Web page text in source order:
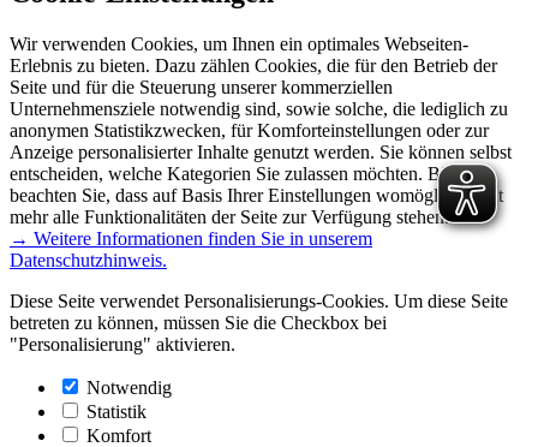
Wir verwenden Cookies, um Ihnen ein optimales Webseiten-
Erlebnis zu bieten. Dazu zählen Cookies, die für den Betrieb der
Seite und für die Steuerung unserer kommerziellen
Unternehmensziele notwendig sind, sowie solche, die lediglich zu
anonymen Statistikzwecken, für Komforteinstellungen oder zur
Anzeige personalisierter Inhalte genutzt werden. Sie können selbst
entscheiden, welche Kategorien Sie zulassen möchten. Bitte
beachten Sie, dass auf Basis Ihrer Einstellungen womöglich nicht
mehr alle Funktionalitäten der Seite zur Verfügung stehen.
→ Weitere Informationen finden Sie in unserem
Datenschutzhinweis.
Diese Seite verwendet Personalisierungs-Cookies. Um diese Seite
betreten zu können, müssen Sie die Checkbox bei
"Personalisierung" aktivieren.
Notwendig
Statistik
Komfort